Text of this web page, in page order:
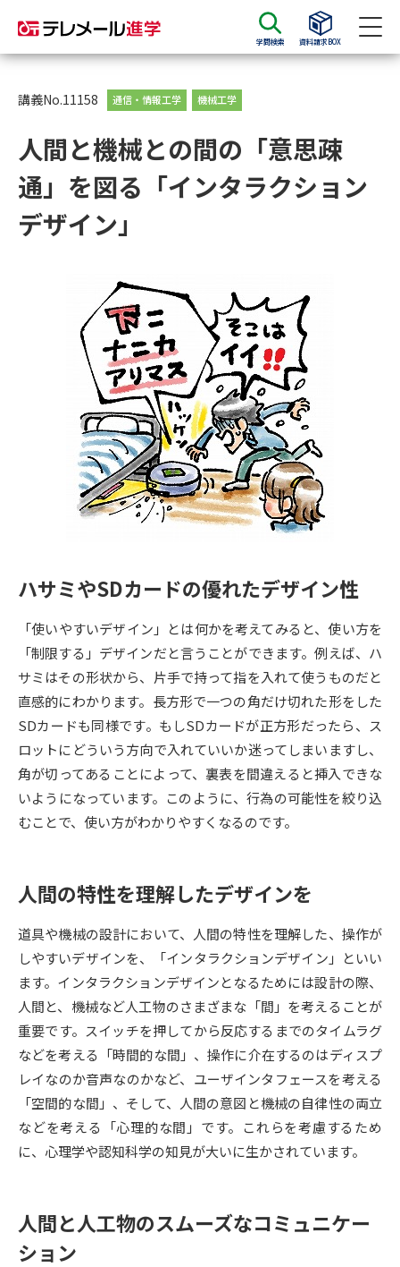
学問検索 資料請求BOX
資料請求
大学・短大の資料種類から請求
大学パンフ
大学・短大以外の資料から請求
専門学校の資料請求 大学院の資料請求
留学・進学関連、塾・予備校
大学入学共通テスト「受験案
内」の請求
大学入学共通テスト「受験上の
配慮案内」の請求
高等学校卒業程度認定試験
高等学校（情報）教員資格認定
大学研究 大学検索
大学で学べる内容や特徴を調べる
新増設大学・学部・学科特集
国際・グローバルに強い大学特
集
デジタルパンフレット 進路の３択
新学年スタート号特集ページ
（高3生用）
新学年スタート号特集ページ
（高2生用）
SELFBRAND特集ページ
オープンキャンパスなどを調べる
オープンキャンパス検索 実施プログラムから探す
来場型・Web型イベント特集 夢ナビライブ
講義No.11158 通信・情報工学 機械工学
人間と機械との間の「意思疎
通」を図る「インタラクション
デザイン」
ハサミやSDカードの優れたデザイン性
「使いやすいデザイン」とは何かを考えてみると、使い方を
「制限する」デザインだと言うことができます。例えば、ハ
サミはその形状から、片手で持って指を入れて使うものだと
直感的にわかります。長方形で一つの角だけ切れた形をした
SDカードも同様です。もしSDカードが正方形だったら、ス
ロットにどういう方向で入れていいか迷ってしまいますし、
角が切ってあることによって、裏表を間違えると挿入できな
いようになっています。このように、行為の可能性を絞り込
むことで、使い方がわかりやすくなるのです。
人間の特性を理解したデザインを
道具や機械の設計において、人間の特性を理解した、操作が
しやすいデザインを、「インタラクションデザイン」といい
ます。インタラクションデザインとなるためには設計の際、
人間と、機械など人工物のさまざまな「間」を考えることが
重要です。スイッチを押してから反応するまでのタイムラグ
などを考える「時間的な間」、操作に介在するのはディスプ
レイなのか音声なのかなど、ユーザインタフェースを考える
「空間的な間」、そして、人間の意図と機械の自律性の両立
などを考える「心理的な間」です。これらを考慮するため
に、心理学や認知科学の知見が大いに生かされています。
人間と人工物のスムーズなコミュニケー
ション